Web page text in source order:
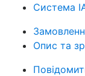
Система
Опис та